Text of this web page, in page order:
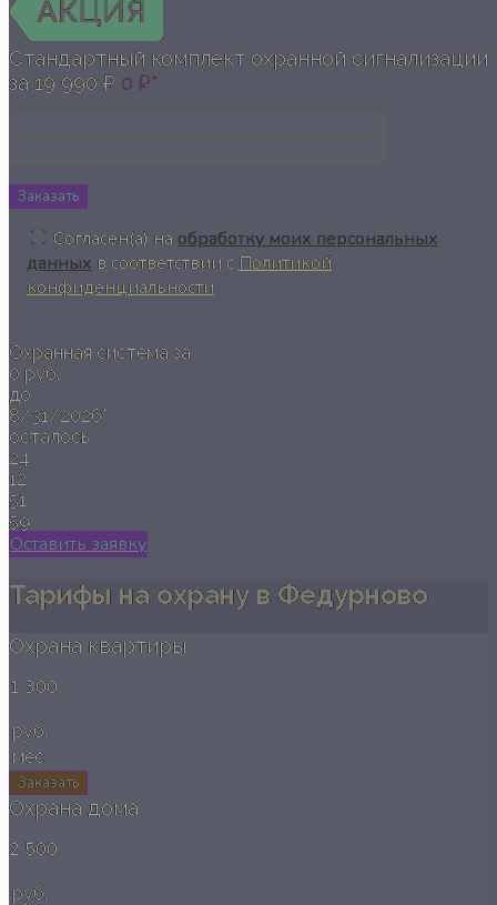
Стандартный комплект охранной сигнализации
за 19 990 ₽ 0 ₽*
Заказать
Согласен(а) на обработку моих персональных
данных в соответствии с Политикой
конфиденциальности
Охранная система за
0 руб.
до
8/31/2026*
осталось
24
12
51
58
Оставить заявку
Тарифы на охрану в Федурново
Охрана квартиры
1 300
руб.
мес
Заказать
Охрана дома
2 500
руб.